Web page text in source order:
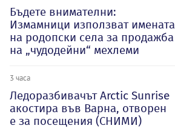
Бъдете внимателни:
Измамници използват имената
на родопски села за продажба
на „чудодейни“ мехлеми
3 часа
Ледоразбивачът Arctic Sunrise
акостира във Варна, отворен
е за посещения (СНИМИ)